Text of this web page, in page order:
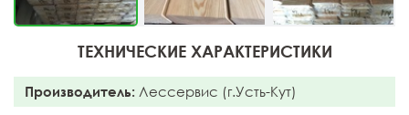
ТЕХНИЧЕСКИЕ ХАРАКТЕРИСТИКИ
Производитель: Лессервис (г.Усть-Кут)